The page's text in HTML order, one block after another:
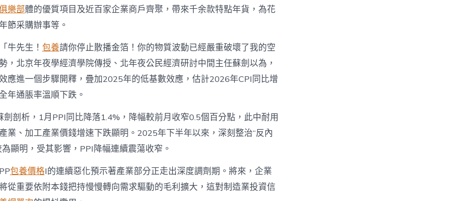
樂部體的優質項目及近百家企業商戶齊聚，帶來千余款特點年貨，為花
節采購辦事等。
牛先生！ 包養請你停止散播金箔！你的物質波動已經嚴重破壞了我的空
，北京年夜學經濟學院傳授、北年夜公民經濟研討中間主任蘇劍以為，
應進一個步驟開釋，疊加2025年的低基數效應，估計2026年CPI同比增
年通脹率溫順下跌。
劍剖析，1月PPI同比降落1.4%，降幅較前月收窄0.5個百分點，此中耐用
業、加工產業價錢增速下跌顯明。2025年下半年以來，深刻整治“反內
顯明，受其影響，PPI降幅連續震蕩收窄。
包養價格I的連續惡化預示著產業部分正走出深度調劑期。將來，企業
從重要依附本錢把持慢慢轉向需求驅動的毛利擴大，這對制造業投資信